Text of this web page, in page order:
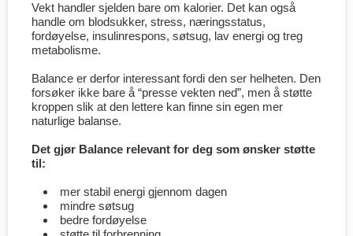
Vekt handler sjelden bare om kalorier. Det kan også
handle om blodsukker, stress, næringsstatus,
fordøyelse, insulinrespons, søtsug, lav energi og treg
metabolisme.
Balance er derfor interessant fordi den ser helheten. Den
forsøker ikke bare å “presse vekten ned”, men å støtte
kroppen slik at den lettere kan finne sin egen mer
naturlige balanse.
Det gjør Balance relevant for deg som ønsker støtte
til:
mer stabil energi gjennom dagen
mindre søtsug
bedre fordøyelse